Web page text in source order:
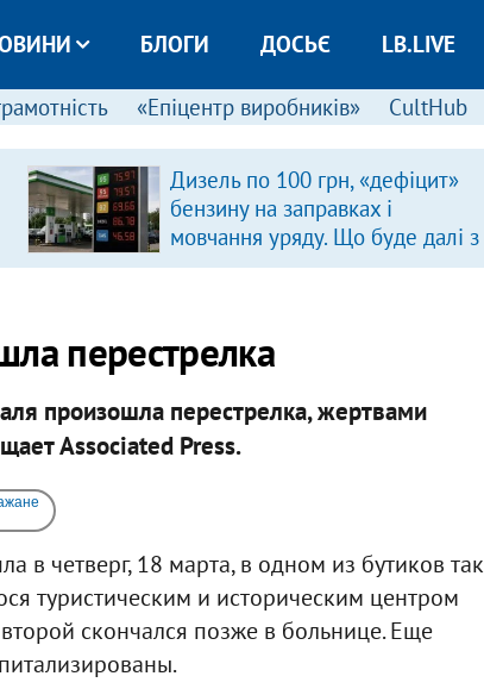
БЛОГИ ДОСЬЄ LB.LIVE
«Епіцентр виробників» CultHub
Дизель по 100 грн, «дефіцит»
бензину на заправках і
мовчання уряду. Що буде далі з
цінами на пальне?
перестрелка
произошла перестрелка, жертвами
Associated Press.
в четверг, 18 марта, в одном из бутиков так
туристическим и историческим центром
скончался позже в больнице. Еще